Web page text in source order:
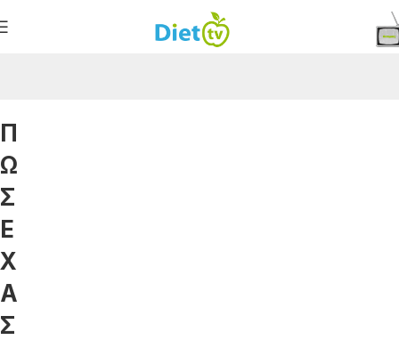
Π
Ω
Σ
Ε
Χ
Α
Σ